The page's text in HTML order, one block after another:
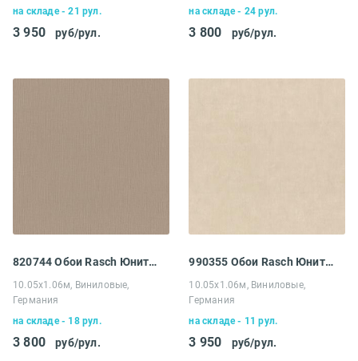
на складе - 21 рул.
3 950 руб/рул.
на складе - 24 рул.
3 800 руб/рул.
820744 Обои Rasch Юнитекс
10.05х1.06м, Виниловые,
Германия
на складе - 18 рул.
3 800 руб/рул.
990355 Обои Rasch Юнитекс
10.05х1.06м, Виниловые,
Германия
на складе - 11 рул.
3 950 руб/рул.